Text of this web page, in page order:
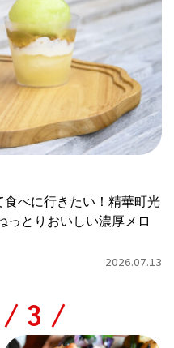
食べに行きたい！精華町光
っとりおいしい濃厚メロ
2026.07.13
/